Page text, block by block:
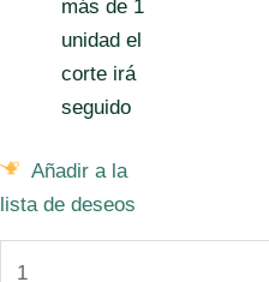
más de 1
unidad el
corte irá
seguido
Añadir a la
lista de deseos